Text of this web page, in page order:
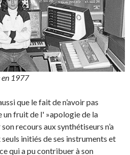
en 1977
que le fait de n’avoir pas
fruit de l' »apologie de la
recours aux synthétiseurs n’a
initiés de ses instruments et
qui a pu contribuer à son